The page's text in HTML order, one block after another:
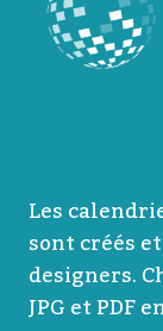
Les
sont créés
designers.
JPG et PDF